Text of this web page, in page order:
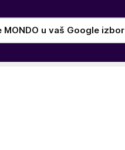
MONDO u vaš Google izbor